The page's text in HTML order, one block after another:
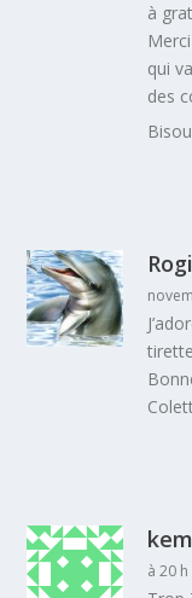
à
qui
des
à 20